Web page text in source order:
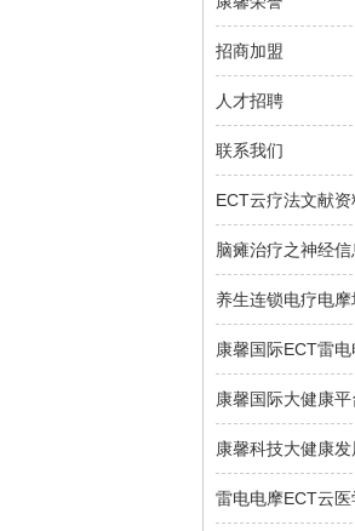
招商加盟
人才招聘
联系我们
ECT云疗法文献资
脑瘫治疗之神经
养生连锁电疗电
康馨国际ECT雷
康馨国际大健康
康馨科技大健康
雷电电摩ECT云